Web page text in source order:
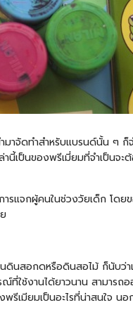
าจัดทำสำหรับแบรนด์นั้น ๆ
เป็นของพรีเมี่ยมที่จำเป็น
ารแจกผู้คนในช่วงวัยเด็ก โ
นดินสอกดหรือดินสอไม้ ก็นับว่
ใช้งานได้ยาวนาน สามาร
รีเมียมเป็นอะไรที่น่าสนใจ